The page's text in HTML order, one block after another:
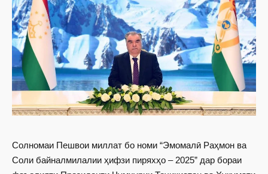
Солномаи Пешвои миллат бо номи “Эмомалӣ Раҳмон ва
Соли байналмилалии ҳифзи пиряхҳо – 2025” дар бораи